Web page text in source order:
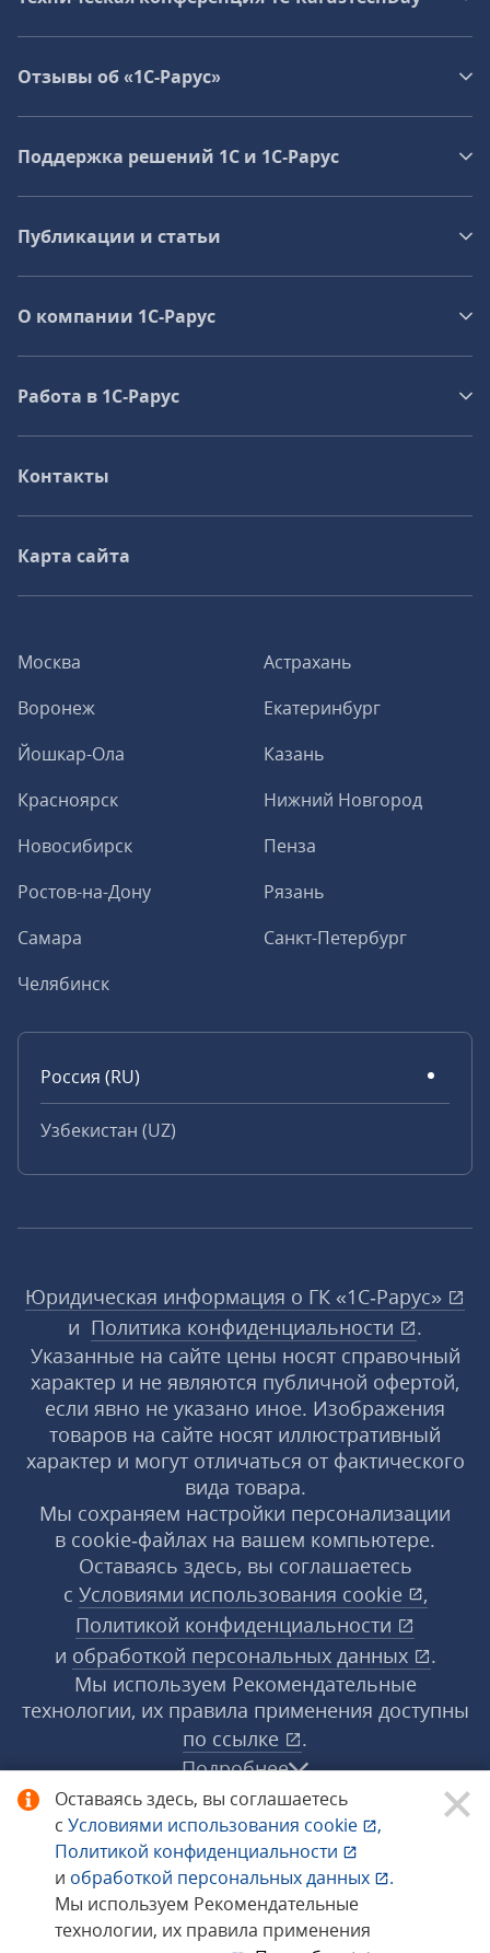
Оставаясь здесь, вы соглашаетесь
с Условиями использования cookie
,
Политикой конфиденциальности
и обработкой персональных данных
.
Мы используем Рекомендательные
технологии, их правила применения
Москва
Астрахань
Воронеж
Екатеринбург
Йошкар-Ола
Казань
Красноярск
Нижний Новгород
Новосибирск
Пенза
Ростов-на-Дону
Рязань
Самара
Санкт-Петербург
Челябинск
Россия (RU)
Узбекистан (UZ)
Отзывы об «1С-Рарус»
Поддержка решений 1С и 1С‑Рарус
Публикации и статьи
О компании 1C-Рарус
Работа в 1С‑Рарус
Контакты
Карта сайта
Юридическая информация о ГК «1С‑Рарус»
и Политика конфиденциальности
.
Указанные на сайте цены носят справочный
характер и не являются публичной офертой,
если явно не указано иное. Изображения
товаров на сайте носят иллюстративный
характер и могут отличаться от фактического
вида товара.
Мы сохраняем настройки персонализации
в cookie‑файлах на вашем компьютере.
Оставаясь здесь, вы соглашаетесь
с Условиями использования cookie
,
Политикой конфиденциальности
и обработкой персональных данных
.
Мы используем Рекомендательные
технологии, их правила применения доступны
по ссылке
.
Подробнее
© 1998−2026 «1С‑Рарус» ®. Все права
защищены.
Сообщить об ошибке